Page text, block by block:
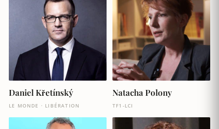
Daniel Křetínský
LE MONDE · LIBÉRATION
Natacha Polony
TF1-LCI